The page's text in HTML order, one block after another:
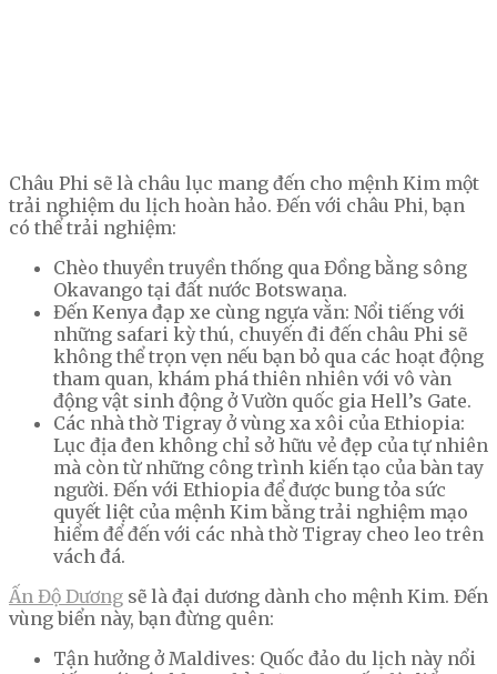
Châu Phi sẽ là châu lục mang đến cho mệnh Kim một
trải nghiệm du lịch hoàn hảo. Đến với châu Phi, bạn
có thể trải nghiệm:
Chèo thuyền truyền thống qua Đồng bằng sông
Okavango tại đất nước Botswana.
Đến Kenya đạp xe cùng ngựa vằn: Nổi tiếng với
những safari kỳ thú, chuyến đi đến châu Phi sẽ
không thể trọn vẹn nếu bạn bỏ qua các hoạt động
tham quan, khám phá thiên nhiên với vô vàn
động vật sinh động ở Vườn quốc gia Hell’s Gate.
Các nhà thờ Tigray ở vùng xa xôi của Ethiopia:
Lục địa đen không chỉ sở hữu vẻ đẹp của tự nhiên
mà còn từ những công trình kiến tạo của bàn tay
người. Đến với Ethiopia để được bung tỏa sức
quyết liệt của mệnh Kim bằng trải nghiệm mạo
hiểm để đến với các nhà thờ Tigray cheo leo trên
vách đá.
Ấn Độ Dương sẽ là đại dương dành cho mệnh Kim. Đến
vùng biển này, bạn đừng quên:
Tận hưởng ở Maldives: Quốc đảo du lịch này nổi